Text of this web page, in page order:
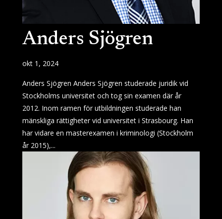
Anders Sjögren
okt 1, 2024
Anders Sjögren Anders Sjögren studerade juridik vid
Stockholms universitet och tog sin examen där år
2012. Inom ramen för utbildningen studerade han
mänskliga rättigheter vid universitet i Strasbourg. Han
har vidare en masterexamen i kriminologi (Stockholm
år 2015),...